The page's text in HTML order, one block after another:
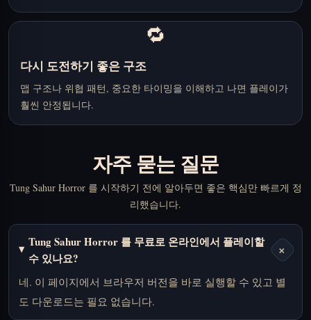
🔁
다시 도전하기 좋은 구조
맵 구조나 위협 패턴, 중요한 타이밍을 이해하고 나면 플레이가
훨씬 안정됩니다.
자주 묻는 질문
Tung Sahur Horror 를 시작하기 전에 알아두면 좋은 핵심만 빠르게 정
리했습니다.
Tung Sahur Horror 를 무료로 온라인에서 플레이할
수 있나요?
+
네. 이 페이지에서 브라우저 버전을 바로 실행할 수 있고 별
도 다운로드는 필요 없습니다.